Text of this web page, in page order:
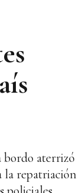
bordo aterrizó
la repatriación